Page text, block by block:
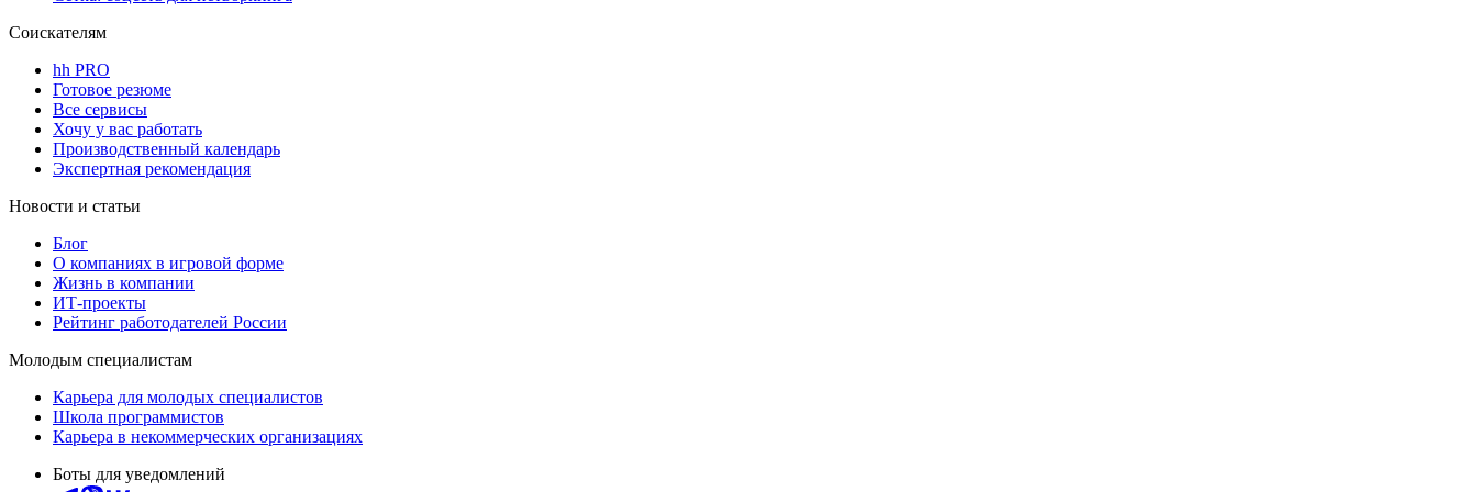
Соискателям
hh PRO
Готовое резюме
Все сервисы
Хочу у вас работать
Производственный календарь
Экспертная рекомендация
Новости и статьи
Блог
О компаниях в игровой форме
Жизнь в компании
ИТ-проекты
Рейтинг работодателей России
Молодым специалистам
Карьера для молодых специалистов
Школа программистов
Карьера в некоммерческих организациях
Боты для уведомлений